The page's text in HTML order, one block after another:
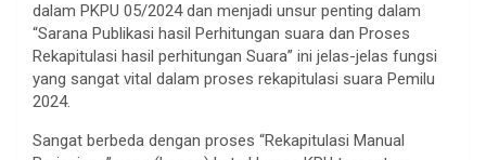
dalam PKPU 05/2024 dan menjadi unsur penting dalam
“Sarana Publikasi hasil Perhitungan suara dan Proses
Rekapitulasi hasil perhitungan Suara” ini jelas-jelas fungsi
yang sangat vital dalam proses rekapitulasi suara Pemilu
2024.
Sangat berbeda dengan proses “Rekapitulasi Manual